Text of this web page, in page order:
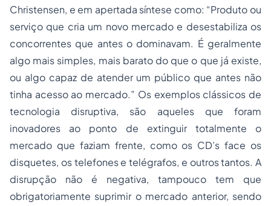
Christensen, e em apertada síntese como: “Produto ou
serviço que cria um novo mercado e desestabiliza os
concorrentes que antes o dominavam. É geralmente
algo mais simples, mais barato do que o que já existe,
ou algo capaz de atender um público que antes não
tinha acesso ao mercado.” Os exemplos clássicos de
tecnologia disruptiva, são aqueles que foram
inovadores ao ponto de extinguir totalmente o
mercado que faziam frente, como os CD’s face os
disquetes, os telefones e telégrafos, e outros tantos. A
disrupção não é negativa, tampouco tem que
obrigatoriamente suprimir o mercado anterior, sendo